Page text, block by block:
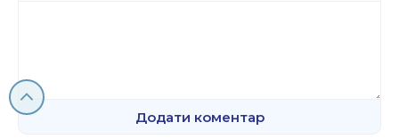
Додати коментар